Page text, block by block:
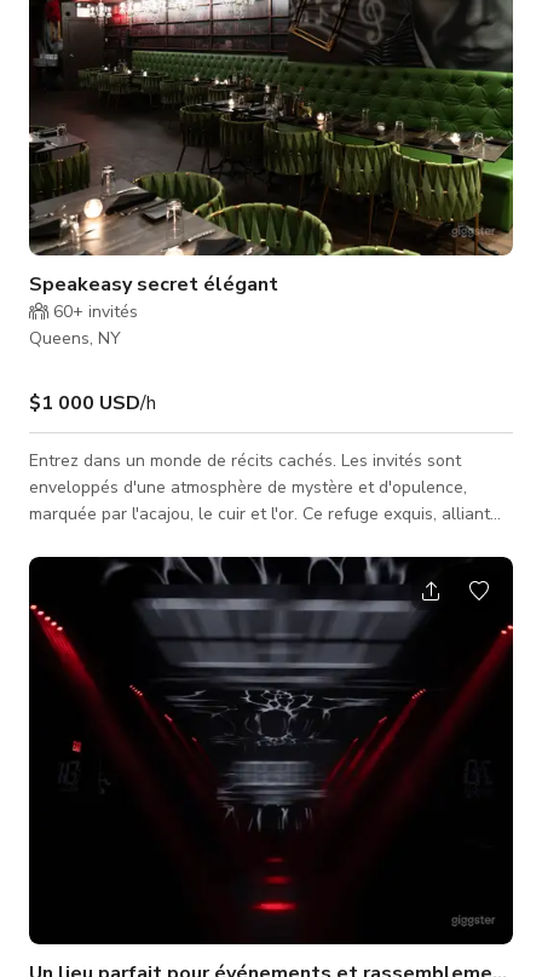
Speakeasy secret élégant
60+ invités
Queens, NY
$1 000 USD/h
Entrez dans un monde de récits cachés. Les invités sont
enveloppés d'une atmosphère de mystère et d'opulence,
marquée par l'acajou, le cuir et l'or. Ce refuge exquis, alliant
scène Conçue pour des performances et présentations
inégalées. S'étendant sur 20 pieds de long sur 4 pieds de
large, cette plateforme spacieuse offre amplement d'espace
pour l'expression créative. La scène dispose d'un système
audio de haute qua